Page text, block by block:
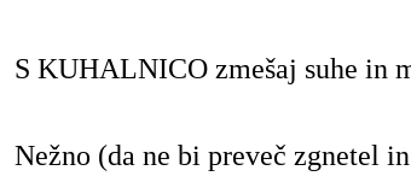
S KUHALNICO zmešaj suhe in
Nežno (da ne bi preveč zgnetel